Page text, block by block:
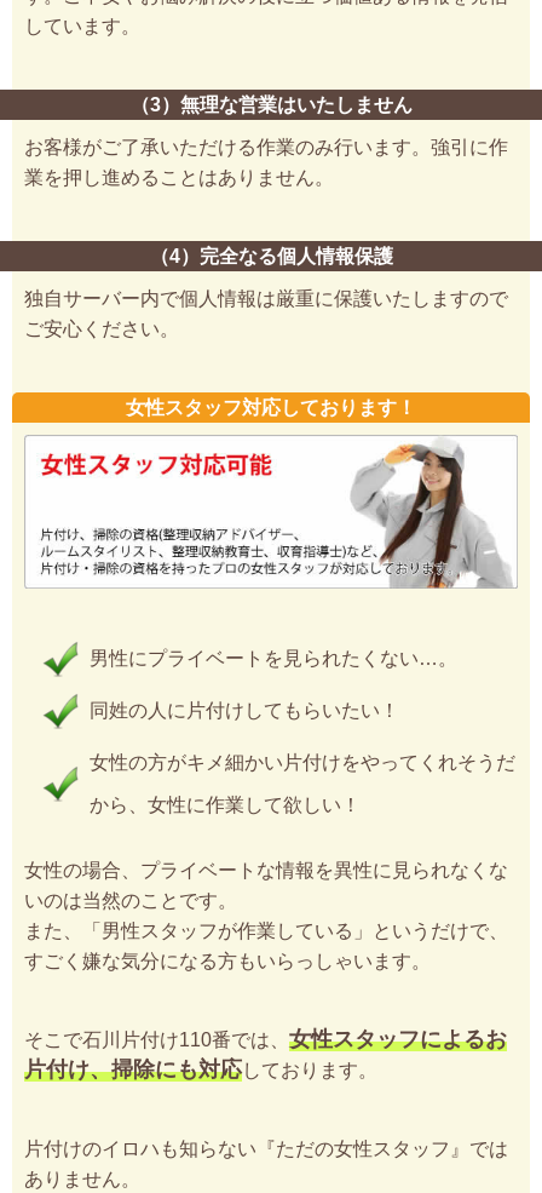
しています。
（3）無理な営業はいたしません
お客様がご了承いただける作業のみ行います。強引に作
業を押し進めることはありません。
（4）完全なる個人情報保護
独自サーバー内で個人情報は厳重に保護いたしますので
ご安心ください。
女性スタッフ対応しております！
男性にプライベートを見られたくない…。
同姓の人に片付けしてもらいたい！
女性の方がキメ細かい片付けをやってくれそうだ
から、女性に作業して欲しい！
女性の場合、プライベートな情報を異性に見られなくな
いのは当然のことです。
また、「男性スタッフが作業している」というだけで、
すごく嫌な気分になる方もいらっしゃいます。
そこで石川片付け110番では、 女性スタッフによるお
片付け、掃除にも対応しております。
片付けのイロハも知らない『ただの女性スタッフ』では
ありません。